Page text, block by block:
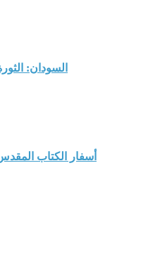
السودان:
أسفار الكتاب